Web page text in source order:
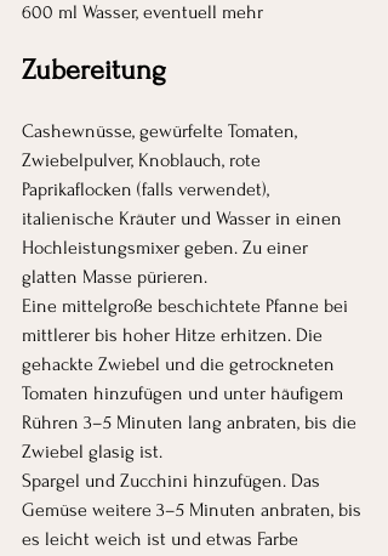
600 ml Wasser, eventuell mehr
Zubereitung
Cashewnüsse, gewürfelte Tomaten,
Zwiebelpulver, Knoblauch, rote
Paprikaflocken (falls verwendet),
italienische Kräuter und Wasser in einen
Hochleistungsmixer geben. Zu einer
glatten Masse pürieren.
Eine mittelgroße beschichtete Pfanne bei
mittlerer bis hoher Hitze erhitzen. Die
gehackte Zwiebel und die getrockneten
Tomaten hinzufügen und unter häufigem
Rühren 3–5 Minuten lang anbraten, bis die
Zwiebel glasig ist.
Spargel und Zucchini hinzufügen. Das
Gemüse weitere 3–5 Minuten anbraten, bis
es leicht weich ist und etwas Farbe